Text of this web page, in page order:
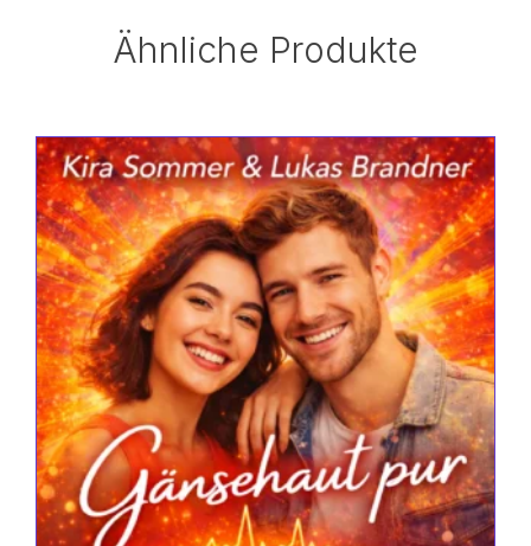
Ähnliche Produkte